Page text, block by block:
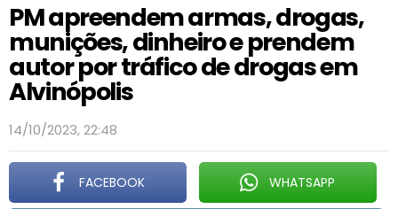
PM apreendem armas, drogas,
munições, dinheiro e prendem
autor por tráfico de drogas em
Alvinópolis
14/10/2023, 22:48
FACEBOOK WHATSAPP